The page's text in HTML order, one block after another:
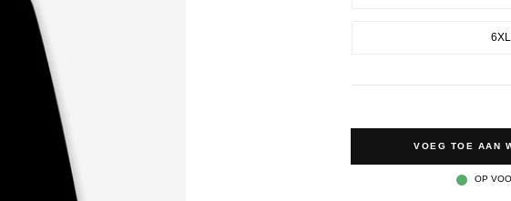
6XL
VOEG TOE AAN
OP